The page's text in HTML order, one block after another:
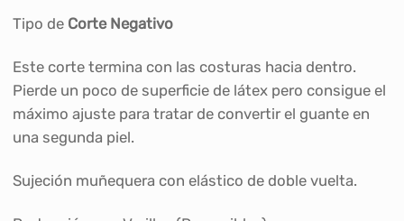
Tipo de Corte Negativo
Este corte termina con las costuras hacia dentro.
Pierde un poco de superficie de látex pero consigue el
máximo ajuste para tratar de convertir el guante en
una segunda piel.
Sujeción muñequera con elástico de doble vuelta.